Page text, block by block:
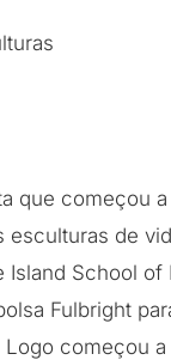
que começou
esculturas de
Island School of
Fulbright
começou a